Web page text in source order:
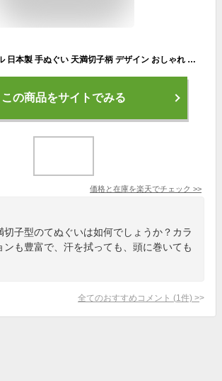
和気文具オリジナル 日本製 手ぬぐい 天満切子柄 デザイン おしゃれ メール便送料無料 プレゼント ギフト 父の日 母の日【あす楽対応】
この商品をサイトでみる
価格と在庫を楽天でチェック >>
切子型のてぬぐいは如何でしょうか？カラ
ンも豊富で、汗を拭っても、頭に巻いても
全てのおすすめコメント (1 件) >